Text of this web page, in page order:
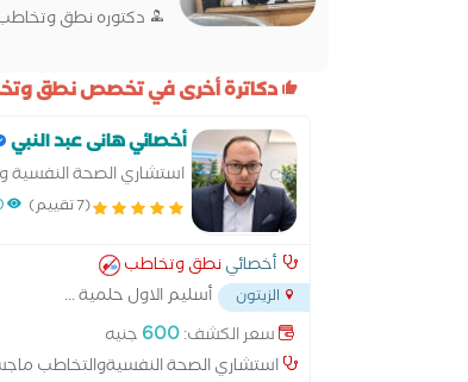
دكتوره نطق
دكاترة أخرى في تخصص نطق
أخصائي هانى عبد النبي
استشاري الصحة النفسية
(7 تقييم)
أخصائينطق وتخاطب
الزيتون أسليم الاول حلمية...
سعر الكشف:600 جنيه
استشاري الصحة النفسيةوالتخاطب